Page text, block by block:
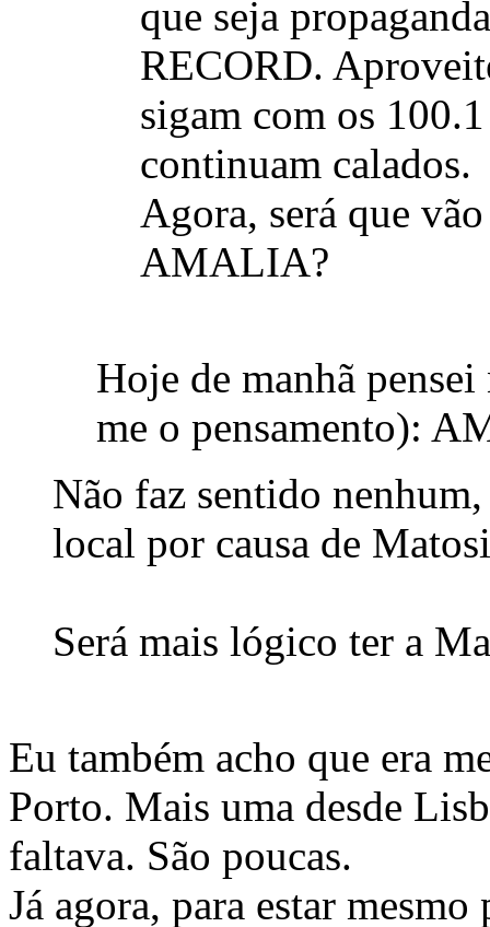
que seja
RECORD.
sigam com os
continuam calados.
Agora, será que
AMALIA?
Hoje de manhã
me o pensamento):
Não faz sentido
local por causa de
Será mais lógico ter a
Eu também acho que era
Porto. Mais uma desde
faltava. São poucas.
Já agora, para estar